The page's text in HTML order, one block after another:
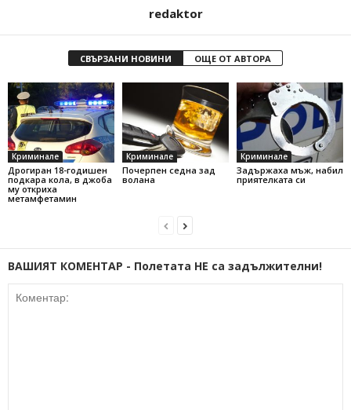
redaktor
СВЪРЗАНИ НОВИНИ ОЩЕ ОТ АВТОРА
Криминале
Дрогиран 18-годишен
подкара кола, в джоба
му откриха
метамфетамин
Криминале
Почерпен седна зад
волана
Криминале
Задържаха мъж, набил
приятелката си
ВАШИЯТ КОМЕНТАР - Полетата НЕ са задължителни!